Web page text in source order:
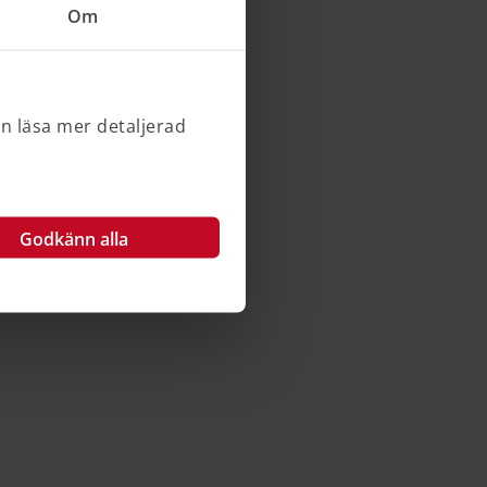
Om
läsa mer detaljerad
Godkänn alla